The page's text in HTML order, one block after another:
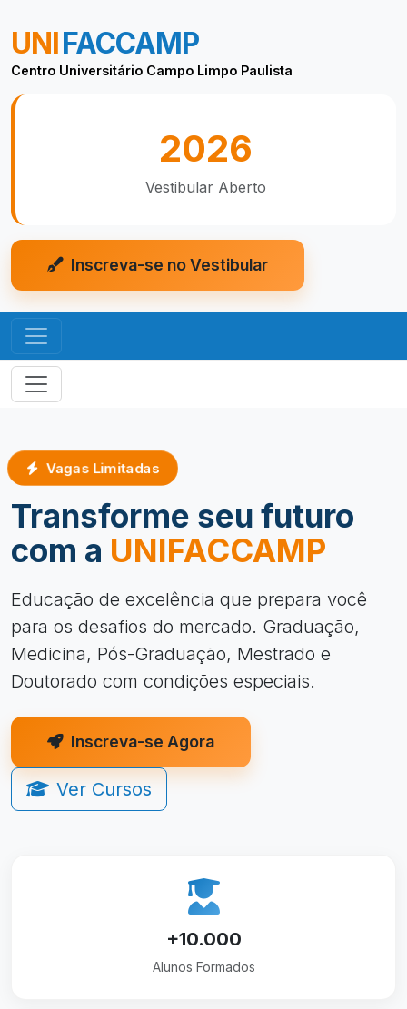
UNIFACCAMP
Centro Universitário Campo Limpo Paulista
2026
Vestibular Aberto
Inscreva-se no Vestibular
Vagas Limitadas
Transforme seu futuro
com a UNIFACCAMP
Educação de excelência que prepara você
para os desafios do mercado. Graduação,
Medicina, Pós-Graduação, Mestrado e
Doutorado com condições especiais.
Inscreva-se Agora
Ver Cursos
+10.000
Alunos Formados